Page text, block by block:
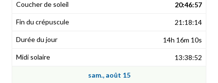
20:46:57
21:18:14
14h 16m 10s
13:38:52
sam., août 15